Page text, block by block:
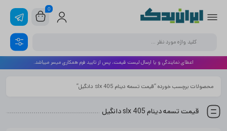
0
اعطای نمایندگی و یا ارسال لیست قیمت، پس از تایید فرم همکاری میسر میباشد.
محصولات برچسب خورده “قیمت تسمه دینام 405 slx دانگیل”
قیمت تسمه دینام 405 slx دانگیل